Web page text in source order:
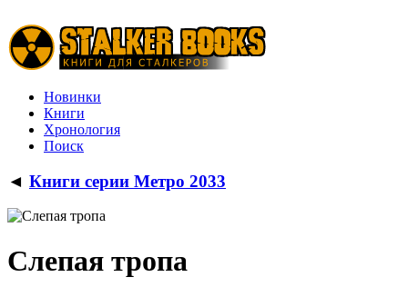
Новинки
Книги
Хронология
Поиск
◄ Книги серии Метро 2033
Слепая тропа